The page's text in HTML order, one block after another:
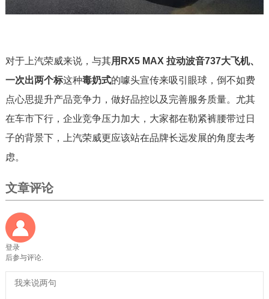
对于上汽荣威来说，与其用RX5 MAX 拉动波音737大飞机、
一次出两个标这种毒奶式的噱头宣传来吸引眼球，倒不如费
点心思提升产品竞争力，做好品控以及完善服务质量。尤其
在车市下行，企业竞争压力加大，大家都在勒紧裤腰带过日
子的背景下，上汽荣威更应该站在品牌长远发展的角度去考
虑。
文章评论
登录
后参与评论.